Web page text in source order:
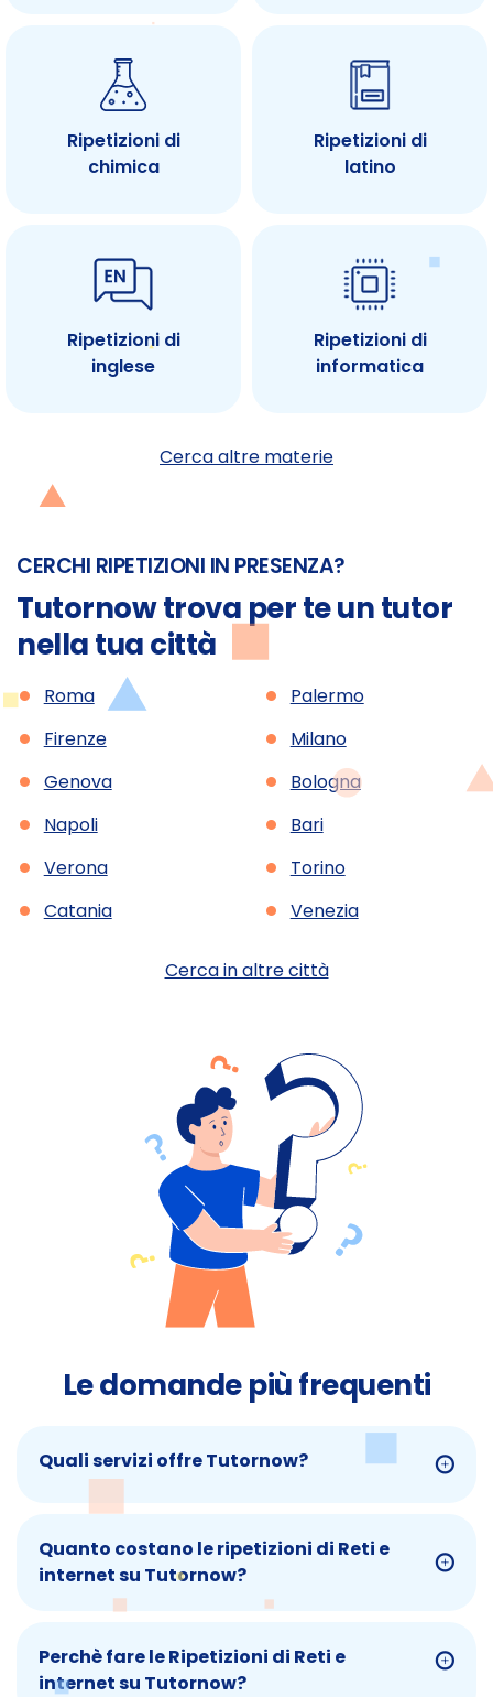
Ripetizioni di
chimica
Ripetizioni di
latino
Ripetizioni di
inglese
Ripetizioni di
informatica
Cerca altre materie
CERCHI RIPETIZIONI IN PRESENZA?
Tutornow trova per te un tutor
nella tua città
• Roma • Palermo
• Firenze • Milano
• Genova • Bologna
• Napoli • Bari
• Verona • Torino
• Catania • Venezia
Cerca in altre città
Le domande più frequenti
Quali servizi offre Tutornow?
Quanto costano le ripetizioni di Reti e
internet su Tutornow?
Perchè fare le Ripetizioni di Reti e
internet su Tutornow?